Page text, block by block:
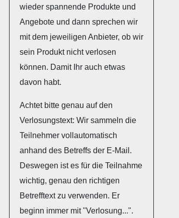
wieder spannende Produkte und
Angebote und dann sprechen wir
mit dem jeweiligen Anbieter, ob wir
sein Produkt nicht verlosen
können. Damit Ihr auch etwas
davon habt.
Achtet bitte genau auf den
Verlosungstext: Wir sammeln die
Teilnehmer vollautomatisch
anhand des Betreffs der E-Mail.
Deswegen ist es für die Teilnahme
wichtig, genau den richtigen
Betrefftext zu verwenden. Er
beginn immer mit "Verlosung...".